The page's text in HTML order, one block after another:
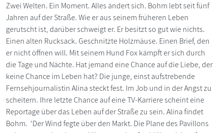
Zwei Welten. Ein Moment. Alles ändert sich. Bohm lebt seit fünf
Jahren auf der Straße. Wie er aus seinem früheren Leben
gerutscht ist, darüber schweigt er. Er besitzt so gut wie nichts.
Einen alten Rucksack. Geschnitzte Holzmäuse. Einen Brief, den
er nicht öffnen will. Mit seinem Hund Fox kämpft er sich durch
die Tage und Nächte. Hat jemand eine Chance auf die Liebe, der
keine Chance im Leben hat? Die junge, einst aufstrebende
Fernsehjournalistin Alina steckt fest. Im Job und in der Angst zu
scheitern. Ihre letzte Chance auf eine TV-Karriere scheint eine
Reportage über das Leben auf der Straße zu sein. Alina findet
Bohm. 'Der Wind fegte über den Markt. Die Plane des Pavillons